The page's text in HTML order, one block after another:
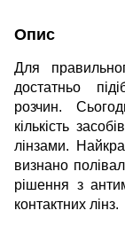
Опис
Для
достатньо
розчин.
кількість
лінзами.
визнано
рішення з
контактних лінз.